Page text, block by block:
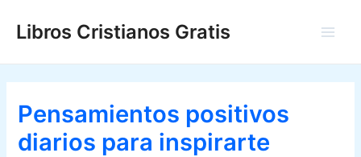
Libros Cristianos Gratis
Pensamientos positivos
diarios para inspirarte